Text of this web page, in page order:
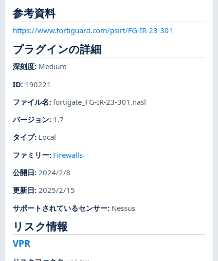
参考資料
https://www.fortiguard.com/psirt/FG-IR-23-301
プラグインの詳細
深刻度: Medium
ID: 190221
ファイル名:fortigate_FG-IR-23-301.nasl
バージョン: 1.7
タイプ: Local
ファミリー: Firewalls
公開日:2024/2/8
更新日:2025/2/15
サポートされているセンサー: Nessus
リスク情報
VPR